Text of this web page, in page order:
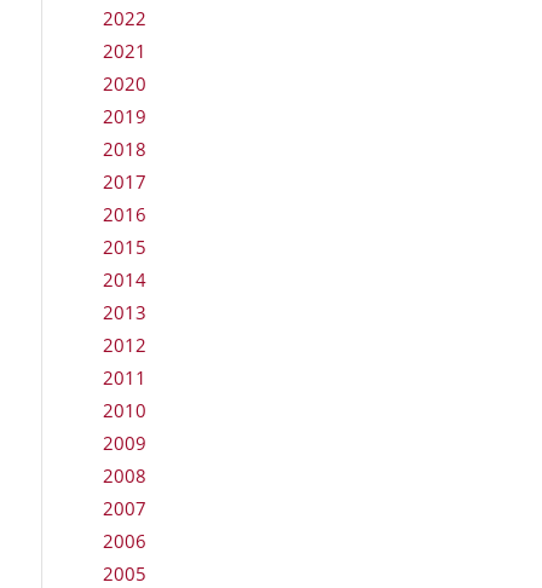
2022
2021
2020
2019
2018
2017
2016
2015
2014
2013
2012
2011
2010
2009
2008
2007
2006
2005